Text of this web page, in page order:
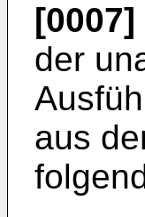
[0007]
der
aus